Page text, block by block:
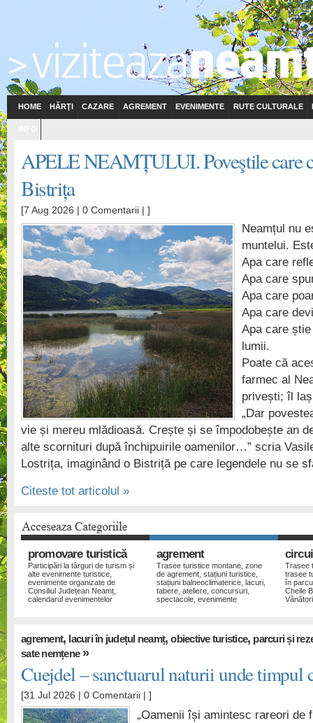
HOME HĂRŢI CAZARE AGREMENT EVENIMENTE RUTE CULTURALE
APELE NEAMȚULUI. Poveştile care
Bistrița
[7 Aug 2026 | 0 Comentarii | ]
Neamțul nu
muntelui.
Apa care
Apa care
Apa care
Apa care
Apa care
lumii.
Poate că
farmec al
privești; îl
„Dar
vie și mereu mlădioasă. Crește și se împodobește an
alte scornituri după închipuirile oamenilor…” scria
Lostrița, imaginând o Bistriță pe care legendele nu se
Citeste tot articolul »
promovare turistică
Participări la târguri de turism și
alte evenimente turistice,
evenimente organizate de
Consiliul Județean Neamț,
calendarul evenimentelor
agrement
Trasee turistice montane, zone
de agrement, stațiuni turistice,
stațiuni balneoclimaterice, lacuri,
tabere, ateliere, concursuri,
spectacole, evenimente
Trasee
trasee
în
Cheile
agrement, lacuri în județul neamț,obiective turistice, parcuri și
sate nemțene»
Cuejdel – sanctuarul naturii unde timpul
[31 Jul 2026 | 0 Comentarii | ]
„Oamenii își amintesc rareori de